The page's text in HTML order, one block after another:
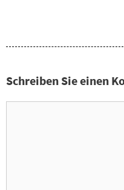
Schreiben Sie einen